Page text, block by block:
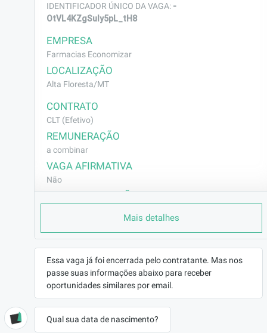
IDENTIFICADOR ÚNICO DA VAGA: -
OtVL4KZgSuly5pL_tH8
EMPRESA
Farmacias Economizar
LOCALIZAÇÃO
Alta Floresta/MT
CONTRATO
CLT (Efetivo)
REMUNERAÇÃO
a combinar
VAGA AFIRMATIVA
Não
BENEFÍCIOS
🍽️Vale Alimentação concedido mensalmente conforme
política interna.
🛡️Seguro de vida, garantindo mais segurança e
🩺Clube: Clínicos Gerais 24h por dia por chat ou vídeo, 2
sessões mensais de terapia, nutricionista ilimitado,
Mais detalhes
Essa vaga já foi encerrada pelo contratante. Mas nos
passe suas informações abaixo para receber
oportunidades similares por email.
Qual sua data de nascimento?